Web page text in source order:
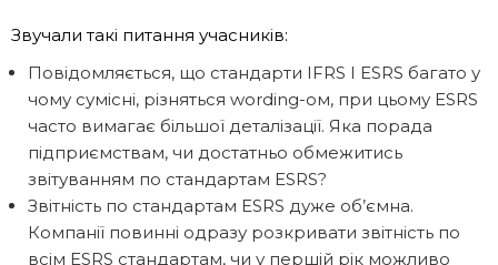
Звучали такі питання учасників:
Повідомляється, що стандарти IFRS I ESRS багато у
чому сумісні, різняться wording-ом, при цьому ESRS
часто вимагає більшої деталізації. Яка порада
підприємствам, чи достатньо обмежитись
звітуванням по стандартам ESRS?
Звітність по стандартам ESRS дуже об’ємна.
Компанії повинні одразу розкривати звітність по
всім ESRS стандартам, чи у першій рік можливо